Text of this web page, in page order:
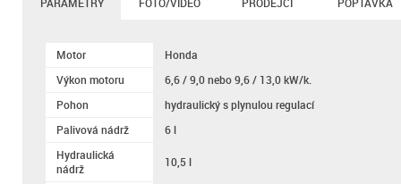
Motor
Honda
Výkon motoru
6,6 / 9,0 nebo 9,6 / 13,0 kW/k.
Pohon
hydraulický s plynulou regulací
Palivová nádrž
6 l
Hydraulická
nádrž
10,5 l